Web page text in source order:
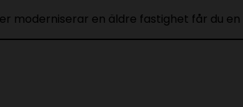
en äldre fastighet får du